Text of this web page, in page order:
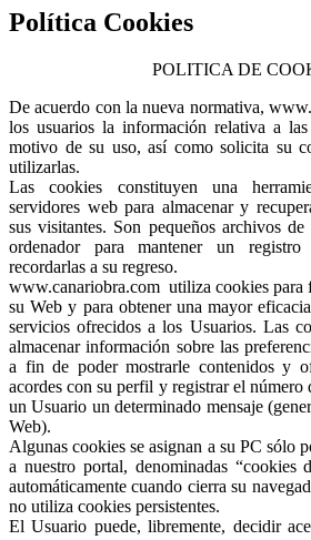
Política Cookies
POLITICA DE
De acuerdo con la nueva normativa,
los usuarios la información relativa a
motivo de su uso, así como solicita su
utilizarlas.
Las cookies constituyen una
servidores web para almacenar y
sus visitantes. Son pequeños archivos
ordenador para mantener un
recordarlas a su regreso.
www.canariobra.com utiliza cookies para
su Web y para obtener una mayor
servicios ofrecidos a los Usuarios. Las
almacenar información sobre las
a fin de poder mostrarle contenidos y
acordes con su perfil y registrar el número
un Usuario un determinado mensaje
Web).
Algunas cookies se asignan a su PC sólo
a nuestro portal, denominadas “cookies
automáticamente cuando cierra su
no utiliza cookies persistentes.
El Usuario puede, libremente, decidir